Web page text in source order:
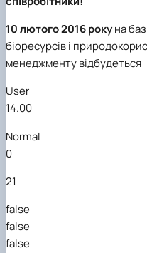
10 лютого 2016 рокуна
біоресурсів і
менеджменту відбудеться
User
14.00
Normal
0
21
false
false
false